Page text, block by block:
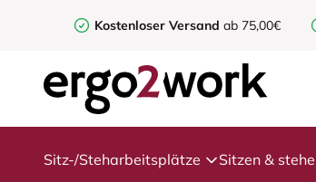
Kostenloser Versand ab 75,00€
Sitz-/Steharbeitsplätze Sitzen &